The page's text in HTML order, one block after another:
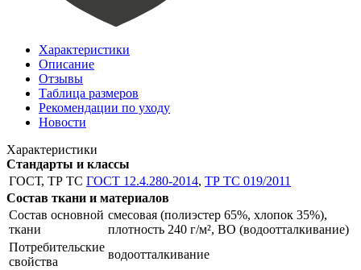
Характеристики
Описание
Отзывы
Таблица размеров
Рекомендации по уходу
Новости
Характеристики
Стандарты и классы
ГОСТ, ТР ТС ГОСТ 12.4.280-2014, ТР ТС 019/2011
Состав ткани и материалов
Состав основной
ткани
смесовая (полиэстер 65%, хлопок 35%),
плотность 240 г/м², ВО (водоотталкивание)
Потребительские
свойства
водоотталкивание